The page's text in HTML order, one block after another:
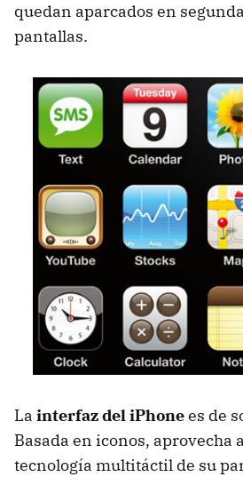
quedan aparcados en
pantallas.
La interfaz del iPhonees de
Basada en iconos, aprovecha
tecnología multitáctil de su